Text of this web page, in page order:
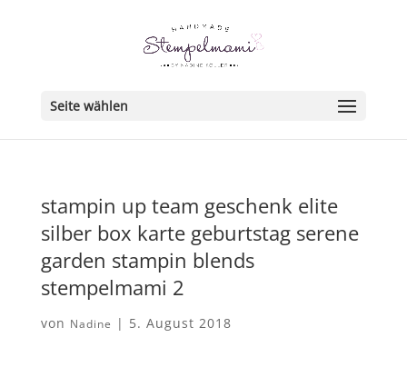
Seite wählen
stampin up team geschenk elite
silber box karte geburtstag serene
garden stampin blends
stempelmami 2
von Nadine | 5. August 2018